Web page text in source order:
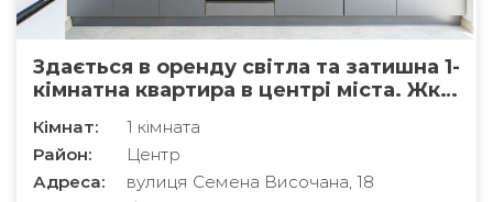
Здається в оренду світла та затишна 1-
кімнатна квартира в центрі міста. Жк
Кімнат:
1 кімната
Район:
Центр
Адреса:
вулиця Семена Височана, 18